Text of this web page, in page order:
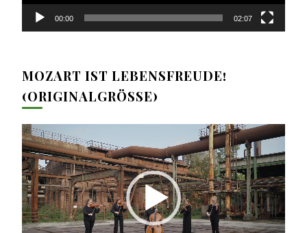
00:00 02:07
MOZART IST LEBENSFREUDE!
(ORIGINALGRÖSSE)
Video-
Player